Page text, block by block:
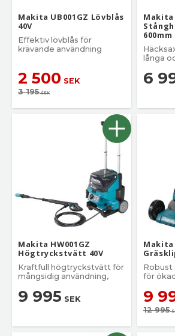
Makita UB001GZ Lövblås
40V
Effektiv lövblås för
krävande användning
2 500 SEK
3 195SEK
Makita
600mm
långa
6
Makita HW001GZ
Högtryckstvätt 40V
Kraftfull högtryckstvätt för
mångsidig användning,
9 995 SEK
Makita
Robust
för
9
12 995